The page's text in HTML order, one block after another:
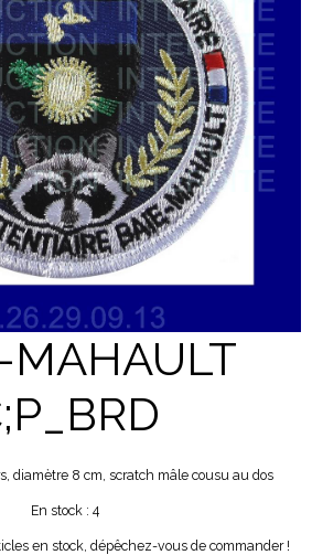
MAHAULT
diamètre 8 cm, scratch mâle cousu au dos
En stock : 4
en stock, dépêchez-vous de commander !